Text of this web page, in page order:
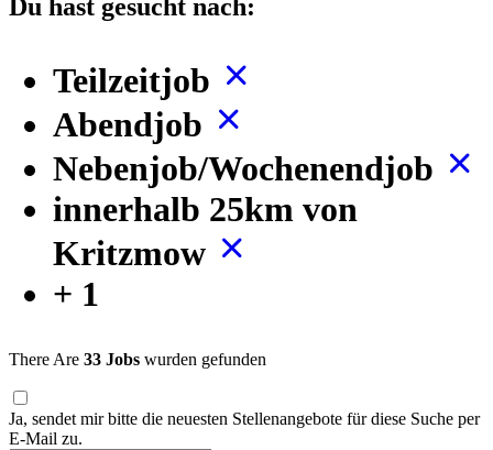
Du hast gesucht nach:
Teilzeitjob
Abendjob
Nebenjob/Wochenendjob
innerhalb 25km von
Kritzmow
+ 1
There Are 33 Jobs wurden gefunden
Ja, sendet mir bitte die neuesten Stellenangebote für diese Suche per
E-Mail zu.